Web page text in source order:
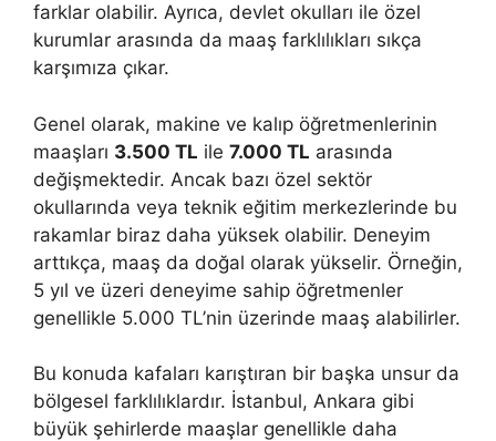
farklar olabilir. Ayrıca, devlet okulları ile özel
kurumlar arasında da maaş farklılıkları sıkça
karşımıza çıkar.
Genel olarak, makine ve kalıp öğretmenlerinin
maaşları 3.500 TL ile 7.000 TL arasında
değişmektedir. Ancak bazı özel sektör
okullarında veya teknik eğitim merkezlerinde bu
rakamlar biraz daha yüksek olabilir. Deneyim
arttıkça, maaş da doğal olarak yükselir. Örneğin,
5 yıl ve üzeri deneyime sahip öğretmenler
genellikle 5.000 TL’nin üzerinde maaş alabilirler.
Bu konuda kafaları karıştıran bir başka unsur da
bölgesel farklılıklardır. İstanbul, Ankara gibi
büyük şehirlerde maaşlar genellikle daha